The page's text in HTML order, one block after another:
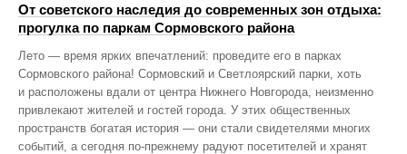
От советского наследия до современных зон отдыха:
прогулка по паркам Сормовского района
Лето — время ярких впечатлений: проведите его в парках
Сормовского района! Сормовский и Светлоярский парки, хоть
и расположены вдали от центра Нижнего Новгорода, неизменно
привлекают жителей и гостей города. У этих общественных
пространств богатая история — они стали свидетелями многих
событий, а сегодня по‑прежнему радуют посетителей и хранят